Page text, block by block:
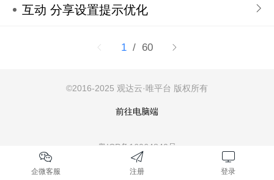
互动 分享设置提示优化
1 / 60
©2016-2025 观达云·唯平台 版权所有
前往电脑端
粤ICP备16064840号
企微客服 注册 登录